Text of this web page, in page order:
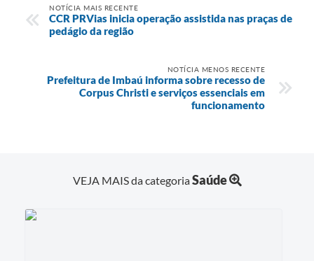
NOTÍCIA MAIS RECENTE
CCR PRVias inicia operação assistida nas praças de
pedágio da região
NOTÍCIA MENOS RECENTE
Prefeitura de Imbaú informa sobre recesso de
Corpus Christi e serviços essenciais em
funcionamento
VEJA MAIS da categoriaSaúde